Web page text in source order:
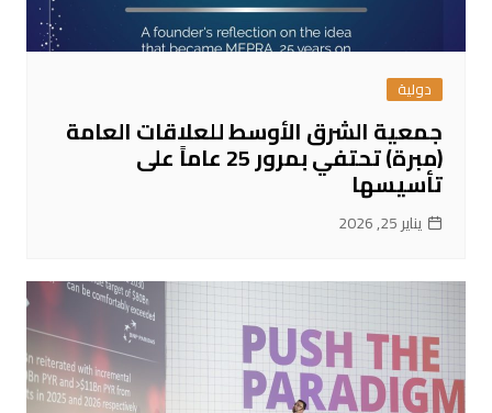
دولية
جمعية الشرق الأوسط للعلاقات العامة
(مبرة) تحتفي بمرور 25 عاماً على
تأسيسها
يناير 25, 2026